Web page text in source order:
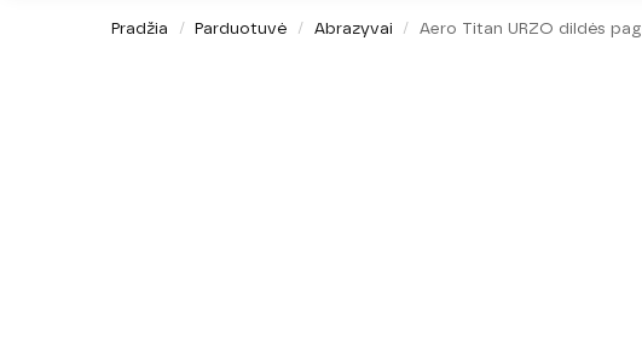
Pradžia / Parduotuvė / Abrazyvai / Aero Titan URZO dildės